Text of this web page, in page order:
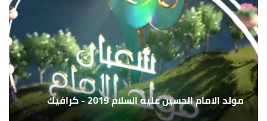
مولد الامام الحسين عليه السلام 2019 - كرافيك